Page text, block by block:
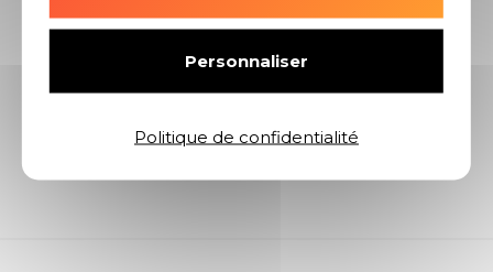
Contactez-nous
Personnaliser
Politique de confidentialité